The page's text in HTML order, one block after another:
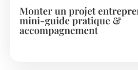
Monter un projet
mini-guide pratique &
accompagnement